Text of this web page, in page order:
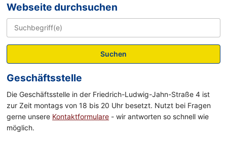
Webseite durchsuchen
Suchen
Geschäftsstelle
Die Geschäftsstelle in der Friedrich-Ludwig-Jahn-Straße 4 ist
zur Zeit montags von 18 bis 20 Uhr besetzt. Nutzt bei Fragen
gerne unsere Kontaktformulare - wir antworten so schnell wie
möglich.